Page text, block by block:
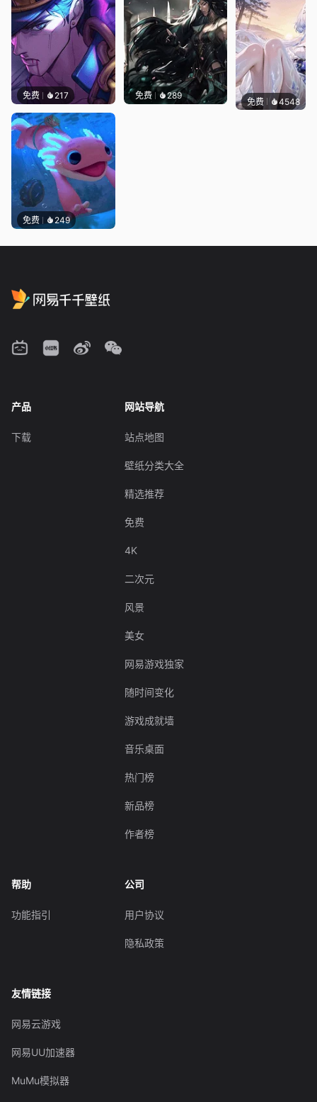
免费 217 免费 289
免费 249
免费 4548豆子
产品
下载
网站导航
站点地图
壁纸分类大全
精选推荐
免费
4K
二次元
风景
美女
网易游戏独家
随时间变化
游戏成就墙
音乐桌面
热门榜
新品榜
作者榜
帮助
功能指引
公司
用户协议
隐私政策
友情链接
网易云游戏
网易UU加速器
MuMu模拟器